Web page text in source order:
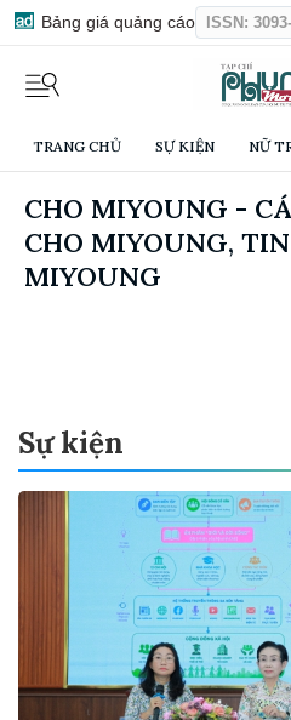
Bảng giá quảng cáo ISSN:
TRANG CHỦ SỰ KIỆN NỮ
CHO MIYOUNG -
CHO MIYOUNG,
MIYOUNG
Sự kiện